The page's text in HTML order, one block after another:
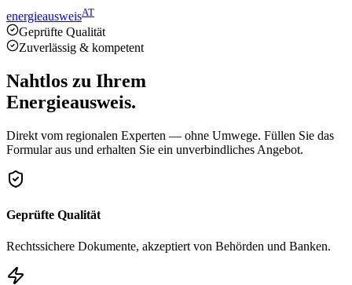
energieausweisAT
Geprüfte Qualität
Zuverlässig & kompetent
Nahtlos zu Ihrem
Energieausweis.
Direkt vom regionalen Experten — ohne Umwege. Füllen Sie das
Formular aus und erhalten Sie ein unverbindliches Angebot.
Geprüfte Qualität
Rechtssichere Dokumente, akzeptiert von Behörden und Banken.